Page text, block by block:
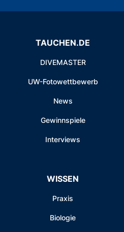
TAUCHEN.DE
DIVEMASTER
UW-Fotowettbewerb
News
Gewinnspiele
Interviews
WISSEN
Praxis
Biologie